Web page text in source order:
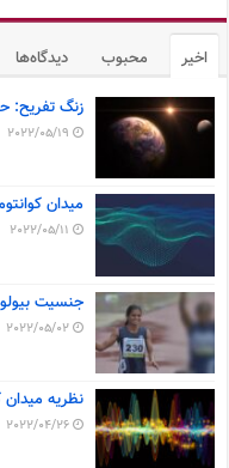
اخیر محبوب دیدگاه‌ها
زنگ تفریح:
2022/05/19
میدان
2022/05/11
جنسیت
2022/05/02
نظریه میدان
2022/04/26